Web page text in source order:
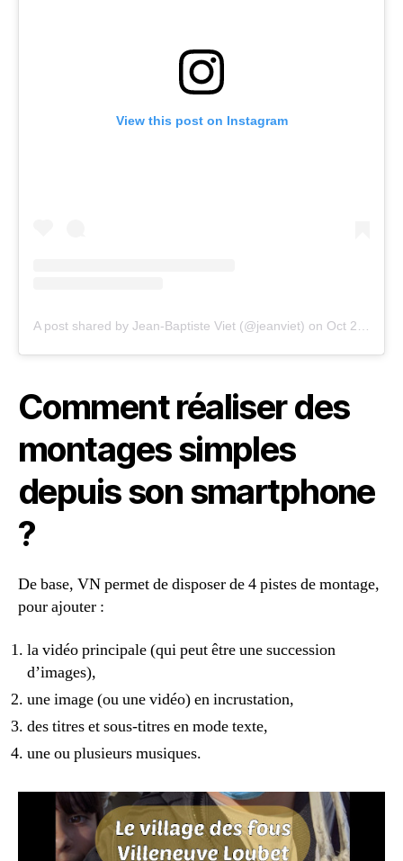
View this post on Instagram
A post shared by Jean-Baptiste Viet (@jeanviet) on Oct 20, 2020 at 10:48am PDT
Comment réaliser des
montages simples
depuis son smartphone
?
De base, VN permet de disposer de 4 pistes de montage,
pour ajouter :
la vidéo principale (qui peut être une succession
d’images),
une image (ou une vidéo) en incrustation,
des titres et sous-titres en mode texte,
une ou plusieurs musiques.